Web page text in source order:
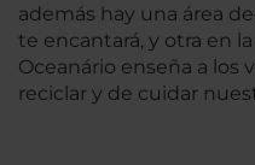
además hay una área
te encantará, y otra en
Oceanário enseña a los
reciclar y de cuidar